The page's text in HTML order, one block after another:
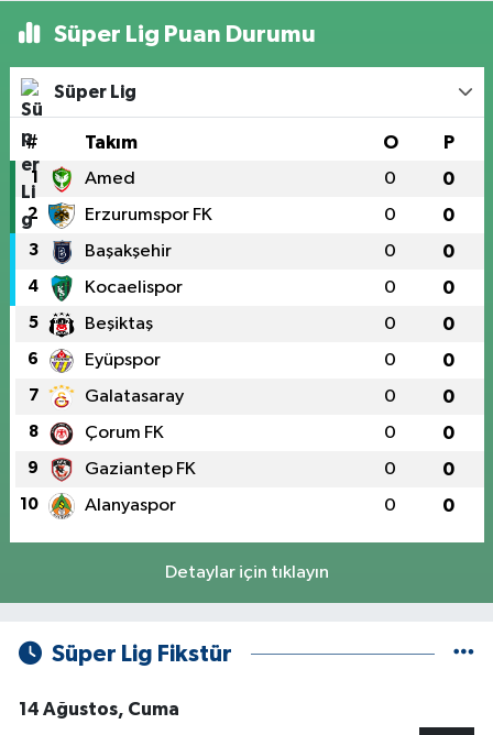
Süper Lig Puan Durumu
Süper Lig
# Takım O P
1 Amed 0 0
2 Erzurumspor FK 0 0
3 Başakşehir 0 0
4 Kocaelispor 0 0
5 Beşiktaş 0 0
6 Eyüpspor 0 0
7 Galatasaray 0 0
8 Çorum FK 0 0
9 Gaziantep FK 0 0
10 Alanyaspor 0 0
Detaylar için tıklayın
Süper Lig Fikstür
14 Ağustos, Cuma